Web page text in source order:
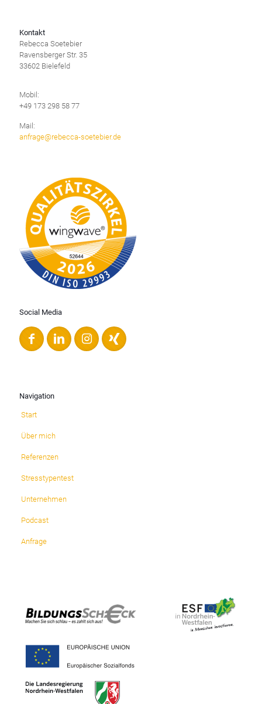
Navigation
Start
Über mich
Referenzen
Stresstypentest
Unternehmen
Podcast
Anfrage
Social Media
Kontakt
Rebecca Soetebier
Ravensberger Str. 35
33602 Bielefeld
Mobil:
+49 173 298 58 77
Mail:
anfrage@rebecca-soetebier.de